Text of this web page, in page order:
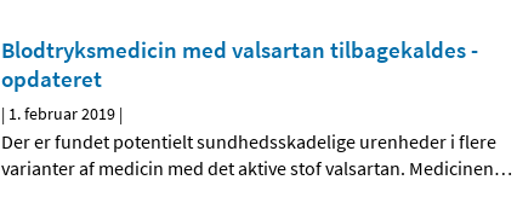
Blodtryksmedicin med valsartan tilbagekaldes -
opdateret
| 1. februar 2019 |
Der er fundet potentielt sundhedsskadelige urenheder i flere
varianter af medicin med det aktive stof valsartan. Medicinen…